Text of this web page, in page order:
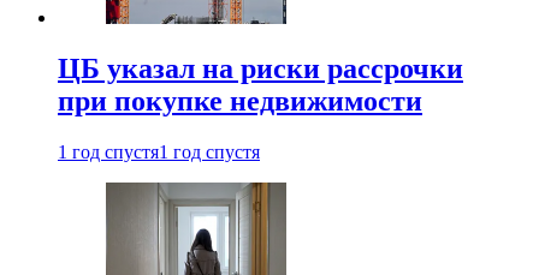
ЦБ указал на риски рассрочки
при покупке недвижимости
1 год спустя1 год спустя